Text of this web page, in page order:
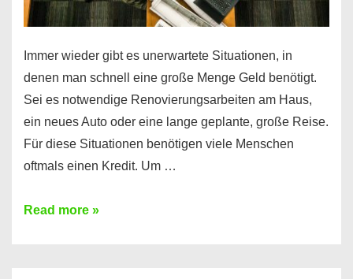
Immer wieder gibt es unerwartete Situationen, in
denen man schnell eine große Menge Geld benötigt.
Sei es notwendige Renovierungsarbeiten am Haus,
ein neues Auto oder eine lange geplante, große Reise.
Für diese Situationen benötigen viele Menschen
oftmals einen Kredit. Um …
Brauchen
Read more »